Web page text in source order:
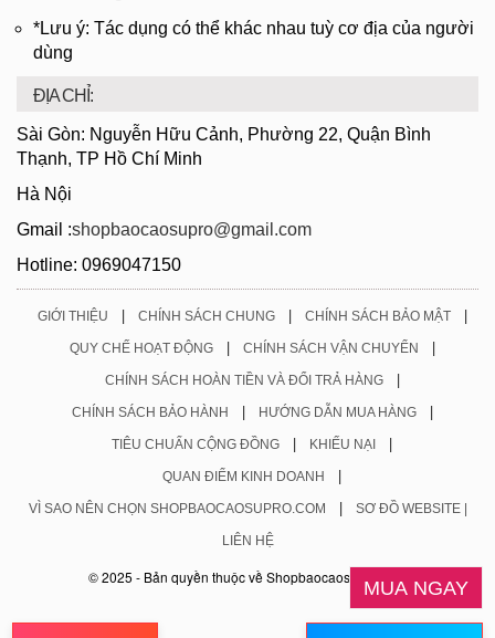
MUA NGAY
*Lưu ý: Tác dụng có thể khác nhau tuỳ cơ địa của người
dùng
ĐỊA CHỈ:
Sài Gòn: Nguyễn Hữu Cảnh, Phường 22, Quận Bình
Thạnh, TP Hồ Chí Minh
Hà Nội
Gmail :shopbaocaosupro@gmail.com
Hotline: 0969047150
GIỚI THIỆU | CHÍNH SÁCH CHUNG | CHÍNH SÁCH BẢO MẬT |
QUY CHẾ HOẠT ĐỘNG | CHÍNH SÁCH VẬN CHUYỂN |
CHÍNH SÁCH HOÀN TIỀN VÀ ĐỔI TRẢ HÀNG |
CHÍNH SÁCH BẢO HÀNH | HƯỚNG DẪN MUA HÀNG |
TIÊU CHUẨN CỘNG ĐỒNG | KHIẾU NẠI |
QUAN ĐIỂM KINH DOANH |
VÌ SAO NÊN CHỌN SHOPBAOCAOSUPRO.COM | SƠ ĐỒ WEBSITE |
LIÊN HỆ
© 2025 - Bản quyền thuộc về Shopbaocaosupro.com